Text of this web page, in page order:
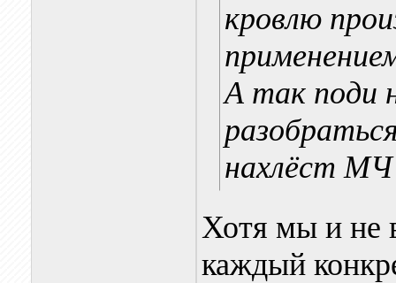
кровлю
А так поди
нахлёст МЧ
Хотя мы и не
каждый